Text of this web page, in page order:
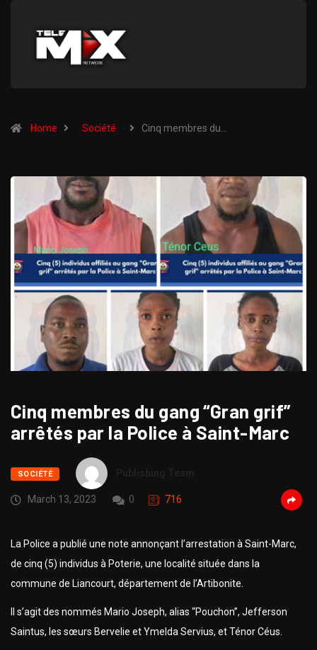
Home Société Cinq membres du…
Cinq membres du gang “Gran grif”
arrêtés par la Police à Saint-Marc
SOCIÉTÉ
March 13, 2023 0 716
La Police a publié une note annonçant l’arrestation à Saint-Marc,
de cinq (5) individus à Poterie, une localité située dans la
commune de Liancourt, département de l’Artibonite.
Il s’agit des nommés Mario Joseph, alias “Pouchon”, Jefferson
Saintus, les sœurs Bervelie et Ymelda Servius, et Ténor Céus.